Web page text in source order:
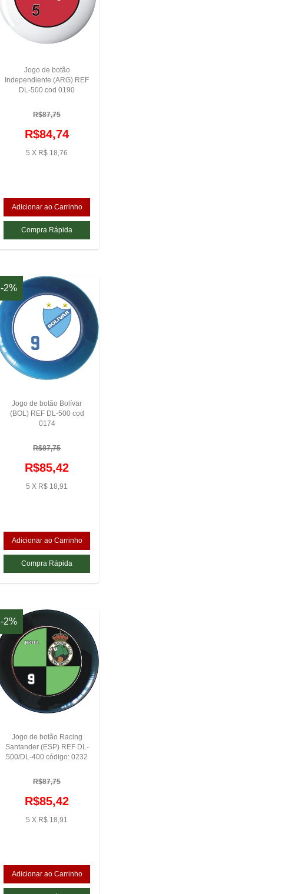
Jogo de botão
Independiente (ARG) REF
DL-500 cod 0190
R$87,75
R$84,74
5 X R$ 18,76
-2%
Jogo de botão Bolívar
(BOL) REF DL-500 cod
0174
R$87,75
R$85,42
5 X R$ 18,91
-2%
Jogo de botão Racing
Santander (ESP) REF DL-
500/DL-400 código: 0232
R$87,75
R$85,42
5 X R$ 18,91